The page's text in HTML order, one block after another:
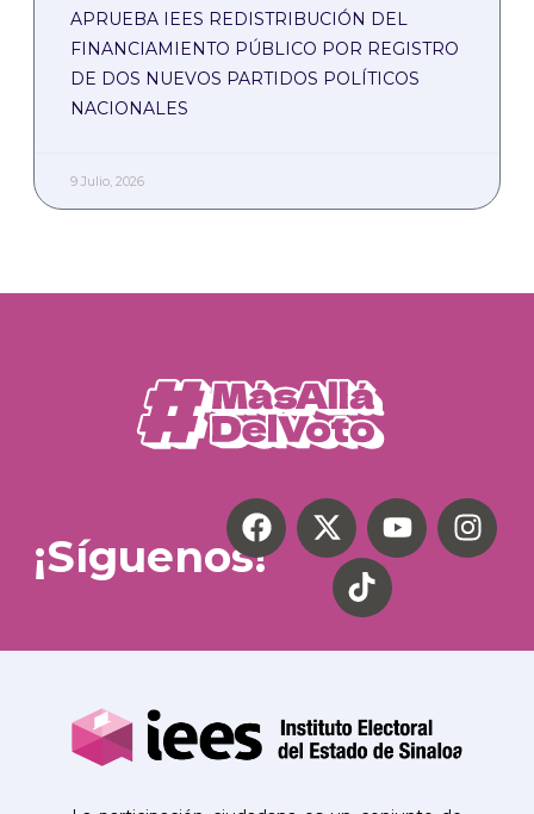
APRUEBA IEES REDISTRIBUCIÓN DEL
FINANCIAMIENTO PÚBLICO POR REGISTRO
DE DOS NUEVOS PARTIDOS POLÍTICOS
NACIONALES
9 Julio, 2026
¡Síguenos!